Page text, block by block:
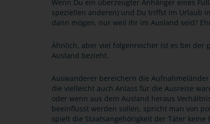
Wenn Du ein überzeugter Anhänger eines
speziellen anderen) und Du triffst im Urlaub
dann mögen, nur weil ihr im Ausland seid?
Ähnlich, aber viel folgenreicher ist es bei der
Ausland bezieht.
Auswanderer bereichern die
die vielleicht auch Anlass für die Ausreise
oder wenn aus dem Ausland heraus
beeinflusst werden sollen, spricht man von
spielt die Staatsangehörigkeit der Täter keine